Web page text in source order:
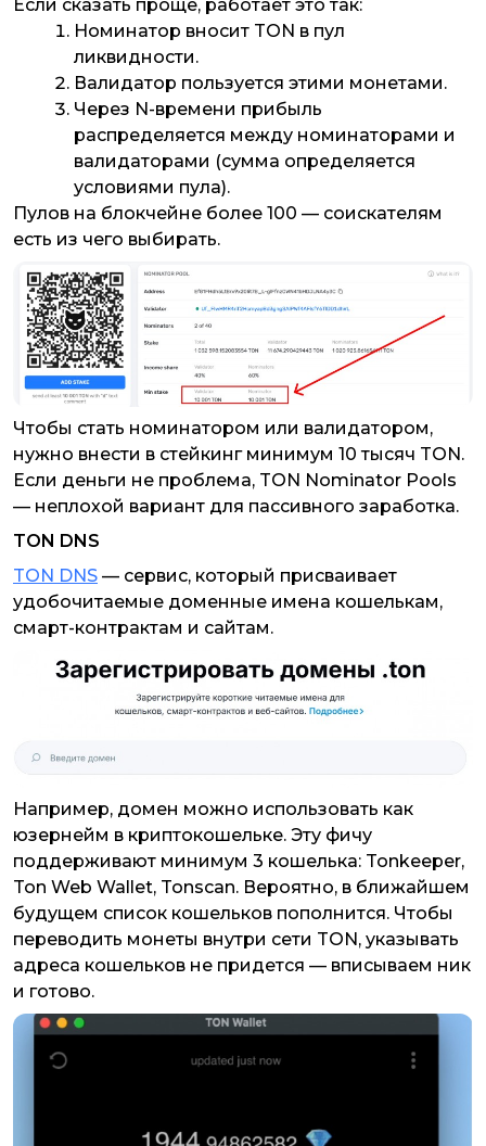
Если сказать проще, работает это так:
Номинатор вносит TON в пул
ликвидности.
Валидатор пользуется этими монетами.
Через N-времени прибыль
распределяется между номинаторами и
валидаторами (сумма определяется
условиями пула).
Пулов на блокчейне более 100 — соискателям
есть из чего выбирать.
Чтобы стать номинатором или валидатором,
нужно внести в стейкинг минимум 10 тысяч TON.
Если деньги не проблема, TON Nominator Pools
— неплохой вариант для пассивного заработка.
TON DNS
TON DNS — сервис, который присваивает
удобочитаемые доменные имена кошелькам,
смарт-контрактам и сайтам.
Например, домен можно использовать как
юзернейм в криптокошельке. Эту фичу
поддерживают минимум 3 кошелька: Tonkeeper,
Ton Web Wallet, Tonscan. Вероятно, в ближайшем
будущем список кошельков пополнится. Чтобы
переводить монеты внутри сети TON, указывать
адреса кошельков не придется — вписываем ник
и готово.